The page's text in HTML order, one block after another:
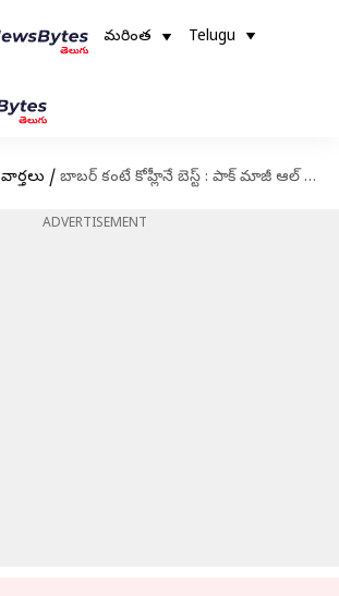
మరింత Telugu
/ బాబర్ కంటే కోహ్లీనే బెస్ట్ : పాక్ మాజీ ఆల్ రౌండర్
ADVERTISEMENT